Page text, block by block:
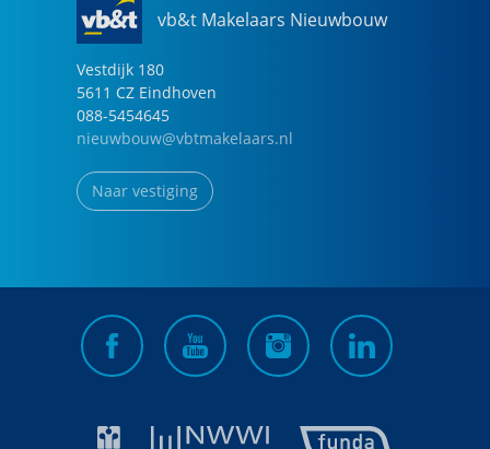
vb&t Makelaars Nieuwbouw
Vestdijk 180
5611 CZ Eindhoven
088-5454645
nieuwbouw@vbtmakelaars.nl
Naar vestiging